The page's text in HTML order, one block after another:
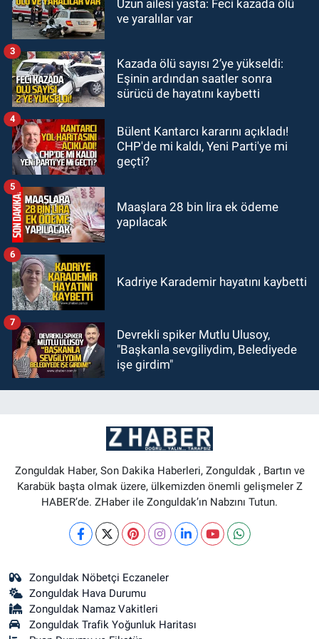
17:39Şampiyondan GMİS'e
Zonguldak
13:39
görevinden ayrıldı.
Uzun ailesi yasta: Feci kazada ölü
ve yaralılar var
Kazada ölü sayısı 2’ye yükseldi:
Eşinin ardından saatler sonra
sürücü de hayatını kaybetti
3
Bülent Kantarcı kararını açıkladı!
CHP'de mi kaldı, Yeni Parti'ye mi
geçti?
4
Maaşlara 28 bin lira ek ödeme
yapılacak
5
Kadriye Karademir hayatını kaybetti
6
Devrekli spiker Mutlu Ulusoy,
"Başkanla sevgiliydim, Belediyede
işe girdim"
7
Zonguldak Haber, Son Dakika Haberleri, Zonguldak , Bartın ve
Karabük başta olmak üzere, ülkemizden önemli gelişmeler Z
HABER’de. ZHaber ile Zonguldak’ın Nabzını Tutun.
Zonguldak Nöbetçi Eczaneler
Zonguldak Hava Durumu
Zonguldak Namaz Vakitleri
Zonguldak Trafik Yoğunluk Haritası